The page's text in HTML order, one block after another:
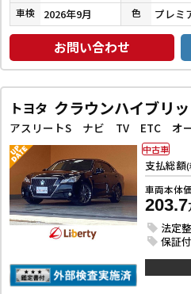
車検 2026年9月 色
お問い合わせ
トヨタ クラウンハイブリ
支払総額
車両本体
203.7
法定
保証
中古車